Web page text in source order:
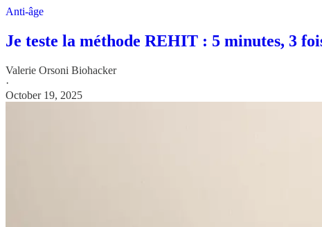
Anti-âge
Je teste la méthode REHIT : 5 minutes, 3
Valerie Orsoni Biohacker
·
October 19, 2025